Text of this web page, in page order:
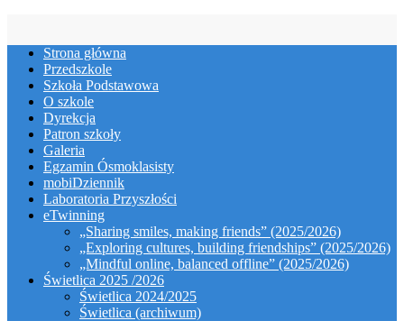
contentStrona główna
Przedszkole
Szkoła Podstawowa
O szkole
Dyrekcja
Patron szkoły
Galeria
Egzamin Ósmoklasisty
mobiDziennik
Laboratoria Przyszłości
eTwinning
„Sharing smiles, making friends” (2025/2026)
„Exploring cultures, building friendships” (2025/2026)
„Mindful online, balanced offline” (2025/2026)
Świetlica 2025 /2026
Świetlica 2024/2025
Świetlica (archiwum)